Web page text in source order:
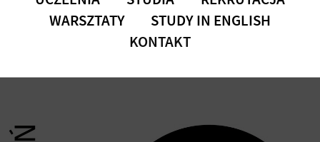
WARSZTATY
STUDY IN ENGLISH
KONTAKT